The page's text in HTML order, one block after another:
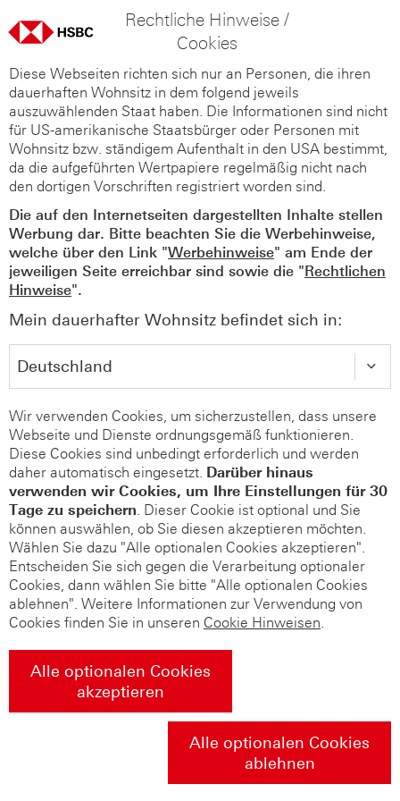
Rechtliche Hinweise /
Cookies
Diese Webseiten richten sich nur an Personen, die ihren
dauerhaften Wohnsitz in dem folgend jeweils
auszuwählenden Staat haben. Die Informationen sind nicht
für US-amerikanische Staatsbürger oder Personen mit
Wohnsitz bzw. ständigem Aufenthalt in den USA bestimmt,
da die aufgeführten Wertpapiere regelmäßig nicht nach
den dortigen Vorschriften registriert worden sind.
Die auf den Internetseiten dargestellten Inhalte stellen
Werbung dar. Bitte beachten Sie die Werbehinweise,
welche über den Link "Werbehinweise" am Ende der
jeweiligen Seite erreichbar sind sowie die "Rechtlichen
Hinweise".
Mein dauerhafter Wohnsitz befindet sich in:
Wir verwenden Cookies, um sicherzustellen, dass unsere
Webseite und Dienste ordnungsgemäß funktionieren.
Diese Cookies sind unbedingt erforderlich und werden
daher automatisch eingesetzt. Darüber hinaus
verwenden wir Cookies, um Ihre Einstellungen für 30
Tage zu speichern. Dieser Cookie ist optional und Sie
können auswählen, ob Sie diesen akzeptieren möchten.
Wählen Sie dazu "Alle optionalen Cookies akzeptieren".
Entscheiden Sie sich gegen die Verarbeitung optionaler
Cookies, dann wählen Sie bitte "Alle optionalen Cookies
ablehnen". Weitere Informationen zur Verwendung von
Cookies finden Sie in unseren Cookie Hinweisen.
Alle optionalen Cookies
akzeptieren
Alle optionalen Cookies
ablehnen